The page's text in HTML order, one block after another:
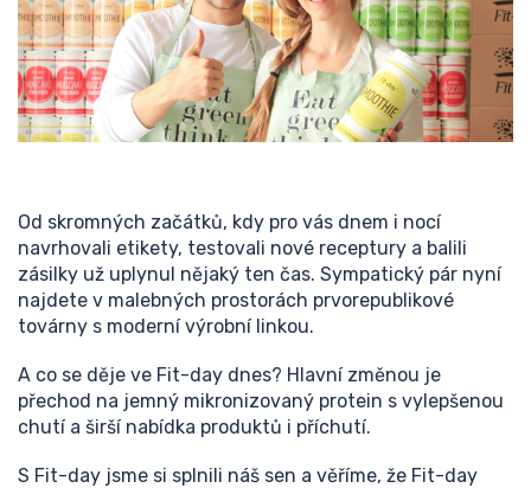
Od skromných začátků, kdy pro vás dnem i nocí
navrhovali etikety, testovali nové receptury a balili
zásilky už uplynul nějaký ten čas. Sympatický pár nyní
najdete v malebných prostorách prvorepublikové
továrny s moderní výrobní linkou.
A co se děje ve Fit-day dnes? Hlavní změnou je
přechod na jemný mikronizovaný protein s vylepšenou
chutí a širší nabídka produktů i příchutí.
S Fit-day jsme si splnili náš sen a věříme, že Fit-day